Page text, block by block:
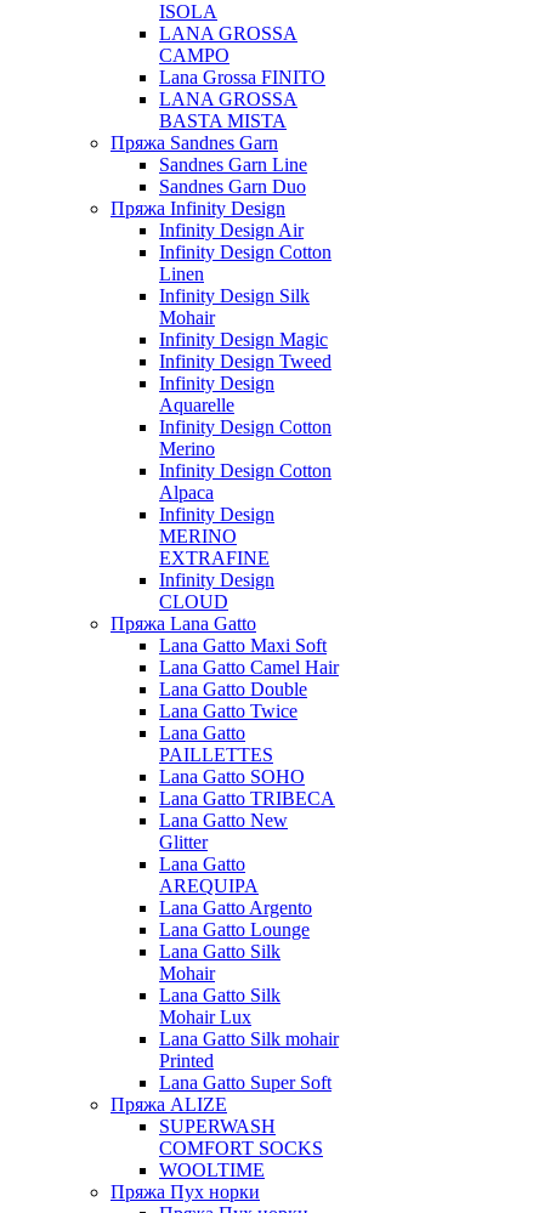
ISOLA
LANA GROSSA
CAMPO
Lana Grossa FINITO
LANA GROSSA
BASTA MISTA
Пряжа Sandnes Garn
Sandnes Garn Line
Sandnes Garn Duo
Пряжа Infinity Design
Infinity Design Air
Infinity Design Cotton
Linen
Infinity Design Silk
Mohair
Infinity Design Magic
Infinity Design Tweed
Infinity Design
Aquarelle
Infinity Design Cotton
Merino
Infinity Design Cotton
Alpaca
Infinity Design
MERINO
EXTRAFINE
Infinity Design
CLOUD
Пряжа Lana Gatto
Lana Gatto Maxi Soft
Lana Gatto Camel Hair
Lana Gatto Double
Lana Gatto Twice
Lana Gatto
PAILLETTES
Lana Gatto SOHO
Lana Gatto TRIBECA
Lana Gatto New
Glitter
Lana Gatto
AREQUIPA
Lana Gatto Argento
Lana Gatto Lounge
Lana Gatto Silk
Mohair
Lana Gatto Silk
Mohair Lux
Lana Gatto Silk mohair
Printed
Lana Gatto Super Soft
Пряжа ALIZE
SUPERWASH
COMFORT SOCKS
WOOLTIME
Пряжа Пух норки